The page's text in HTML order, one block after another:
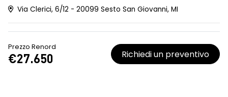
Via Clerici, 6/12 - 20099 Sesto San Giovanni, MI
Prezzo Renord
€27.650 Richiedi un preventivo